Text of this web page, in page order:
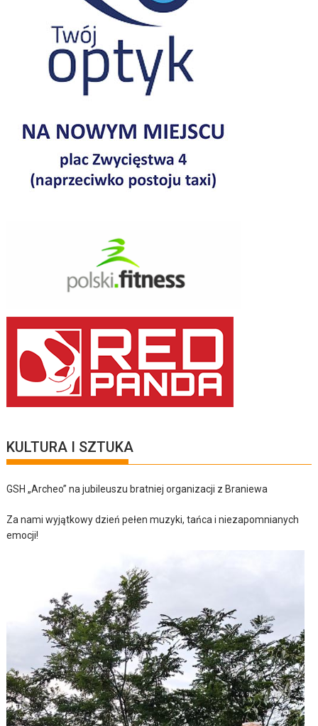
KULTURA I SZTUKA
GSH „Archeo” na jubileuszu bratniej organizacji z Braniewa
Za nami wyjątkowy dzień pełen muzyki, tańca i niezapomnianych
emocji!